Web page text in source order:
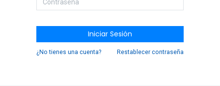
Iniciar Sesión
¿No tienes una cuenta? Restablecer contraseña